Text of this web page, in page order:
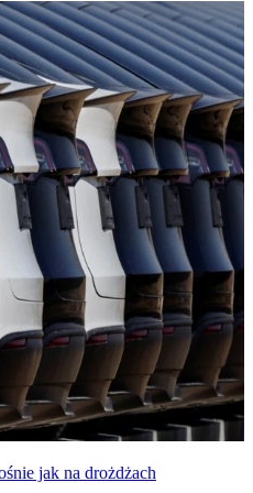
jak na drożdżach